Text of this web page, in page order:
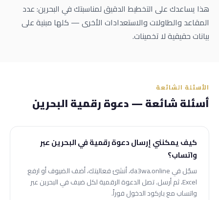
هذا يساعدك على التخطيط الدقيق لمناسبتك في البحرين: عدد
المقاعد والطاولات والاستعدادات الأخرى — كلها مبنية على
بيانات حقيقية لا تخمينات.
الأسئلة الشائعة
أسئلة شائعة — دعوة رقمية البحرين
كيف يمكنني إرسال دعوة رقمية في البحرين عبر
واتساب؟
سجّل في da3wa.online، أنشئ فعاليتك، أضف الضيوف أو ارفع
Excel، ثم أرسل. تصل الدعوة الرقمية لكل ضيف في البحرين عبر
واتساب مع باركود الدخول فوراً.